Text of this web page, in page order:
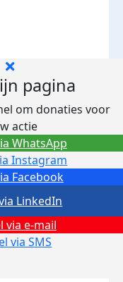
pagina
om donaties voor
actie
Facebook
Instagram
via e-mail
via SMS
LinkedIn
WhatsApp